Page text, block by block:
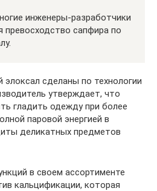
инженеры-разработчики
превосходство сапфира по
сделаны по технологии
утверждает, что
гладить одежду при более
паровой энергией в
деликатных предметов
в своем ассортименте
кальцификации, которая